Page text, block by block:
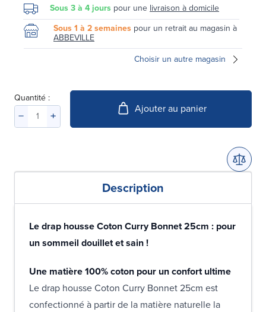
Sous 3 à 4 jours pour une livraison à domicile
Sous 1 à 2 semaines pour un retrait au magasin à
ABBEVILLE
Choisir un autre magasin
Quantité :
Ajouter au panier
Description
Le drap housse Coton Curry Bonnet 25cm : pour
un sommeil douillet et sain !
Une matière 100% coton pour un confort ultime
Le drap housse Coton Curry Bonnet 25cm est
confectionné à partir de la matière naturelle la